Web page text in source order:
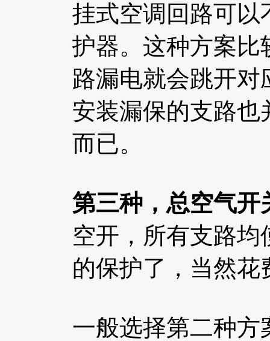
挂式空调回路可以
护器。这种方案比
路漏电就会跳开
安装漏保的支路
而已。
第三种，总空气开
空开，所有支路
的保护了，当然花
一般选择第二种方